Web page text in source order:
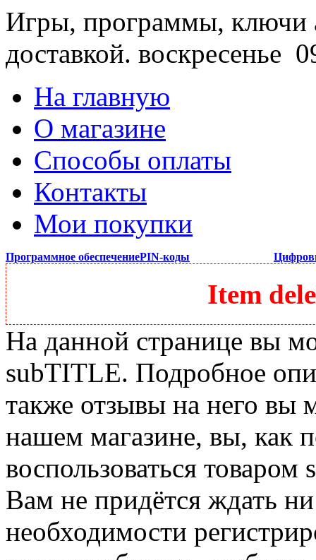
Игры, программы, ключи
доставкой. воскресенье
На главную
О магазине
Способы оплаты
Контакты
Мои покупки
Программное обеспечениеPIN-коды
Item
На данной странице вы
subTITLE. Подробное
также отзывы на него вы
нашем магазине, вы, как
воспользоваться
Вам не придётся ждать
необходимости